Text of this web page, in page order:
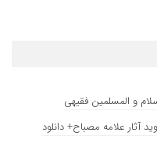
و المسلمین فقیهی